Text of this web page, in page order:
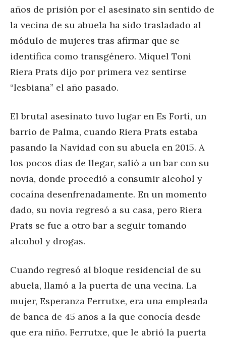
años de prisión por el asesinato sin sentido de
la vecina de su abuela ha sido trasladado al
módulo de mujeres tras afirmar que se
identifica como transgénero. Miquel Toni
Riera Prats dijo por primera vez sentirse
“lesbiana” el año pasado.
El brutal asesinato tuvo lugar en Es Fortí, un
barrio de Palma, cuando Riera Prats estaba
pasando la Navidad con su abuela en 2015. A
los pocos días de llegar, salió a un bar con su
novia, donde procedió a consumir alcohol y
cocaína desenfrenadamente. En un momento
dado, su novia regresó a su casa, pero Riera
Prats se fue a otro bar a seguir tomando
alcohol y drogas.
Cuando regresó al bloque residencial de su
abuela, llamó a la puerta de una vecina. La
mujer, Esperanza Ferrutxe, era una empleada
de banca de 45 años a la que conocía desde
que era niño. Ferrutxe, que le abrió la puerta